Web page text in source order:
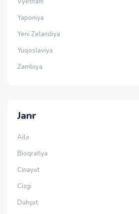
Yaponiya
Yeni Zelandiya
Yuqoslaviya
Zambiya
Janr
Ailə
Bioqrafiya
Cinayət
Cizgi
Dəhşət